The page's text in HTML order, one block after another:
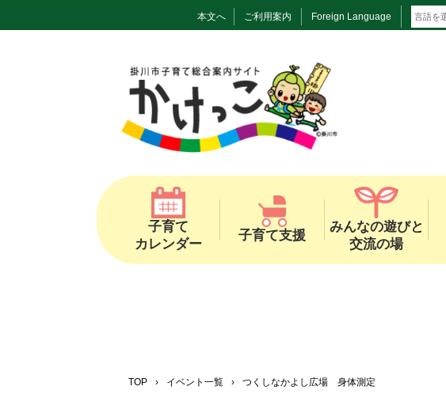
本文へ ご利用案内 Foreign Language
子育て
カレンダー
子育て支援
みんなの遊びと
交流の場
TOP › イベント一覧 › つくしなかよし広場 身体測定